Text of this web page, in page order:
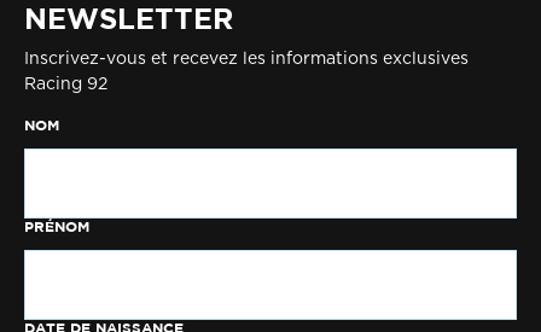
NEWSLETTER
Inscrivez-vous et recevez les informations exclusives
Racing 92
NOM
PRÉNOM
DATE DE NAISSANCE